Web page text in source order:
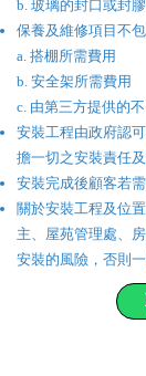
b. 玻璃的封口或封
保養及維修項目不
a. 搭棚所需費用
b. 安全架所需費用
c. 由第三方提供的
安裝工程由政府認
擔一切之安裝責任及
安裝完成後顧客若
關於安裝工程及位
主、屋苑管理處、
安裝的風險，否則